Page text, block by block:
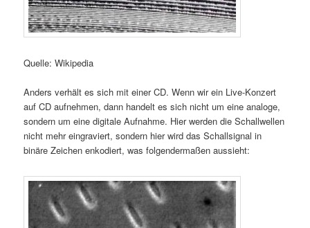
Quelle: Wikipedia
Anders verhält es sich mit einer CD. Wenn wir ein Live-Konzert
auf CD aufnehmen, dann handelt es sich nicht um eine analoge,
sondern um eine digitale Aufnahme. Hier werden die Schallwellen
nicht mehr eingraviert, sondern hier wird das Schallsignal in
binäre Zeichen enkodiert, was folgendermaßen aussieht: